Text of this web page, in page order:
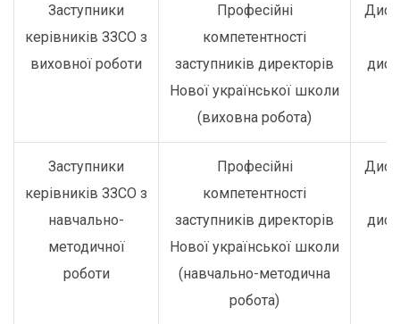
Заступники
керівників ЗЗСО з
виховної роботи
Професійні
компетентності
заступників директорів
Нової української школи
(виховна робота)
Заступники
керівників ЗЗСО з
навчально-
методичної
роботи
Професійні
компетентності
заступників директорів
Нової української школи
(навчально-методична
робота)